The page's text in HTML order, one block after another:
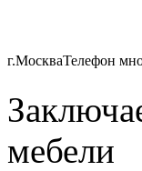
г.МоскваТелефон
мебели